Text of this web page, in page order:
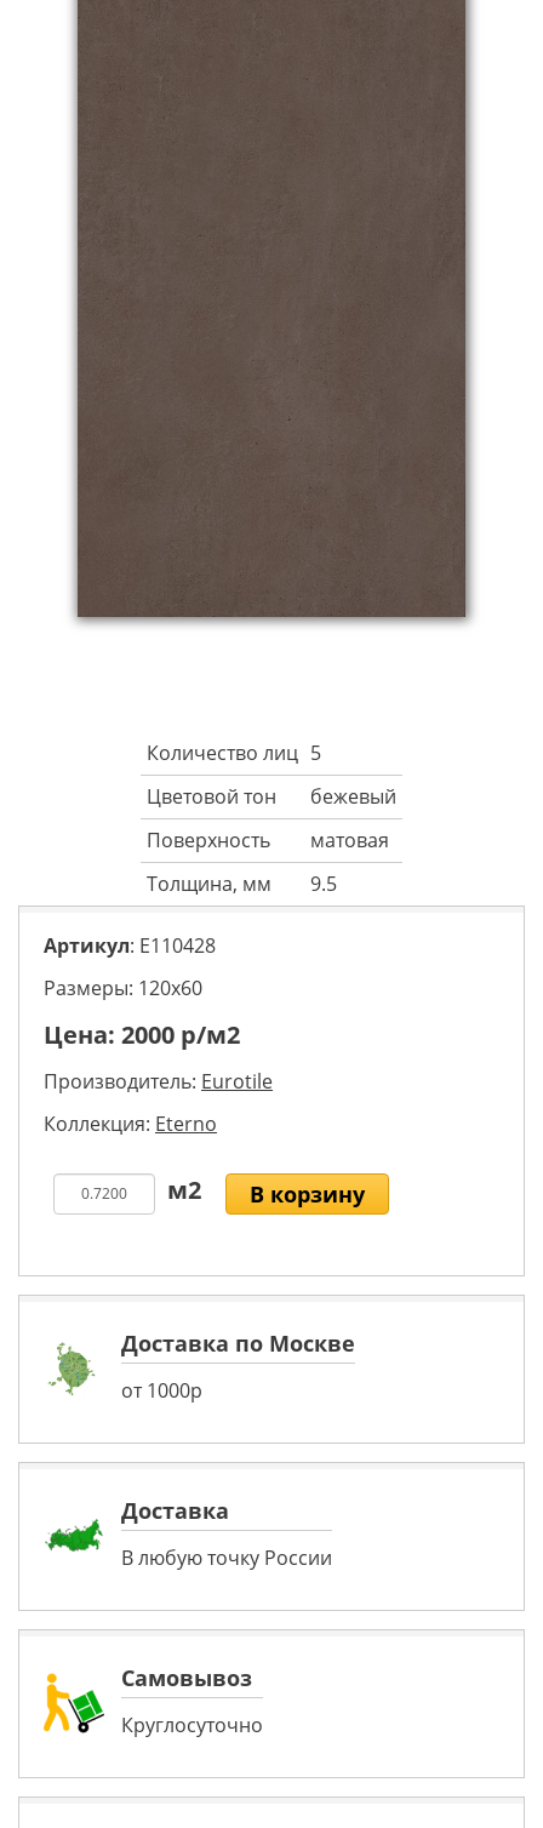
Количество лиц 5
Цветовой тон
бежевый
Поверхность
матовая
Толщина, мм
9.5
Артикул: E110428
Размеры: 120х60
Цена: 2000 р/м2
Производитель: Eurotile
Коллекция: Eterno
В корзину
Доставка по Москве
от 1000р
Доставка
В любую точку России
Самовывоз
Круглосуточно